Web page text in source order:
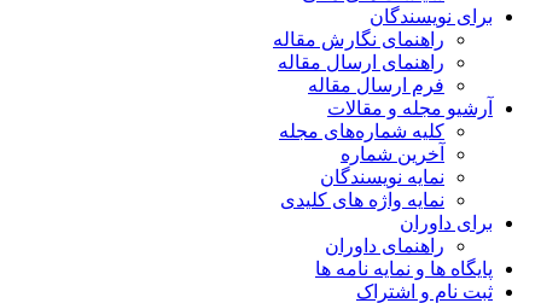
برای نویسندگان
راهنمای نگارش مقاله
راهنمای ارسال مقاله
فرم ارسال مقاله
آرشیو مجله و مقالات
کلیه شماره‌های مجله
آخرین شماره
نمایه نویسندگان
نمایه واژه های کلیدی
برای داوران
راهنمای داوران
پایگاه ها و نمایه نامه ها
ثبت نام و اشتراک